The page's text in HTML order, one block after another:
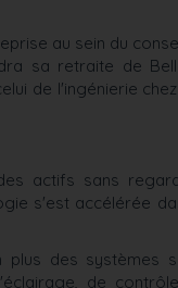
au sein du
sa retraite de
de l'ingénierie
actifs sans
s'est accélérée
des systèmes
de